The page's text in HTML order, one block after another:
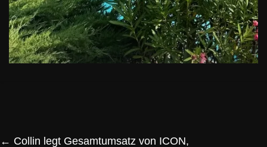
← Collin legt Gesamtumsatz von ICON,